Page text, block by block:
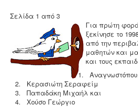
e-Μαθήματα
Πανελλαδικές εξετάσεις
Μαθητικές Εργασίες
Πρόγραμμα Erasmus+
Μαθητεία.
Σελίδα 1 από 3
Για πρώτη
ξεκίνησε το
από την
μαθητών και
και τους
Κερασιώτη Σεραφείμ
Παπαδάκη Μιχαήλ και
Χούσο Γεώργιο